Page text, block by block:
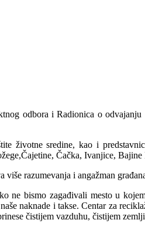
odbora i Radionica o
životne sredine, kao i
Čačka, Ivanjice,
razumevanja i angažman
ne bismo zagađivali mesto u
naknade i takse. Centar za
čistijem vazduhu, čistijem